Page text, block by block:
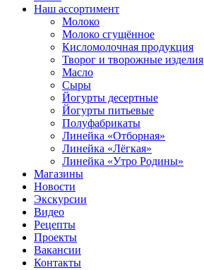
Наш ассортимент
Молоко
Молоко сгущённое
Кисломолочная продукция
Творог и творожные изделия
Масло
Сыры
Йогурты десертные
Йогурты питьевые
Полуфабрикаты
Линейка «Отборная»
Линейка «Лёгкая»
Линейка «Утро Родины»
Магазины
Новости
Экскурсии
Видео
Рецепты
Проекты
Вакансии
Контакты